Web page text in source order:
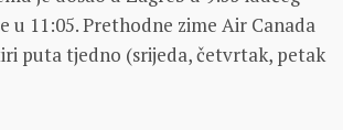
u 11:05. Prethodne zime Air Canada
puta tjedno (srijeda, četvrtak, petak